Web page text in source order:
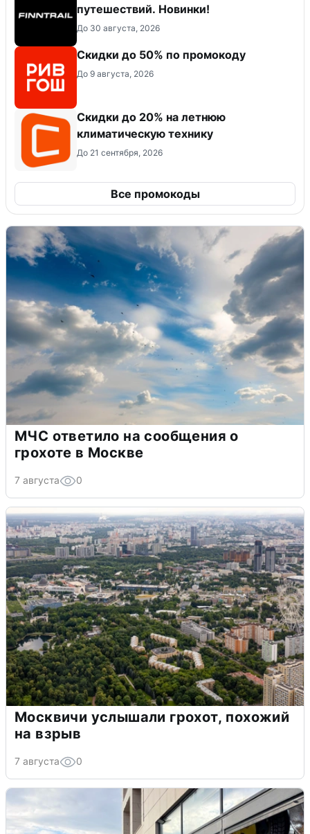
путешествий. Новинки!
До 30 августа, 2026
Скидки до 50% по промокоду
До 9 августа, 2026
Скидки до 20% на летнюю
климатическую технику
До 21 сентября, 2026
Все промокоды
МЧС ответило на сообщения о
грохоте в Москве
7 августа 0
Москвичи услышали грохот, похожий
на взрыв
7 августа 0